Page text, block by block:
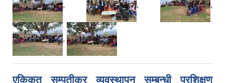
, , ,
,
एकिकृत सम्पतीकर व्यवस्थापन सम्बन्धी प्रशिक्षण